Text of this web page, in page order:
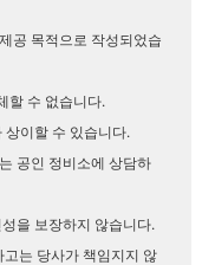
공 목적으로 작성되었습
할 수 없습니다.
상이할 수 있습니다.
공인 정비소에 상담하
을 보장하지 않습니다.
는 당사가 책임지지 않